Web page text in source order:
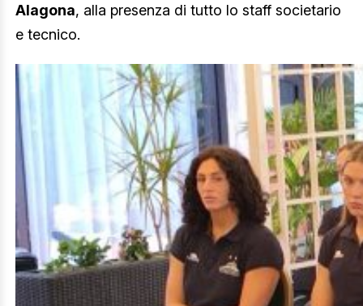
Alagona, alla presenza di tutto lo staff societario
e tecnico.